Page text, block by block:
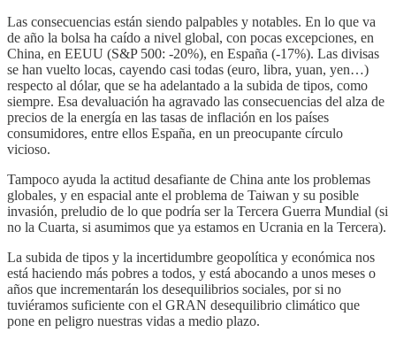
Las consecuencias están siendo palpables y notables. En lo que va
de año la bolsa ha caído a nivel global, con pocas excepciones, en
China, en EEUU (S&P 500: -20%), en España (-17%). Las divisas
se han vuelto locas, cayendo casi todas (euro, libra, yuan, yen…)
respecto al dólar, que se ha adelantado a la subida de tipos, como
siempre. Esa devaluación ha agravado las consecuencias del alza de
precios de la energía en las tasas de inflación en los países
consumidores, entre ellos España, en un preocupante círculo
vicioso.
Tampoco ayuda la actitud desafiante de China ante los problemas
globales, y en espacial ante el problema de Taiwan y su posible
invasión, preludio de lo que podría ser la Tercera Guerra Mundial (si
no la Cuarta, si asumimos que ya estamos en Ucrania en la Tercera).
La subida de tipos y la incertidumbre geopolítica y económica nos
está haciendo más pobres a todos, y está abocando a unos meses o
años que incrementarán los desequilibrios sociales, por si no
tuviéramos suficiente con el GRAN desequilibrio climático que
pone en peligro nuestras vidas a medio plazo.